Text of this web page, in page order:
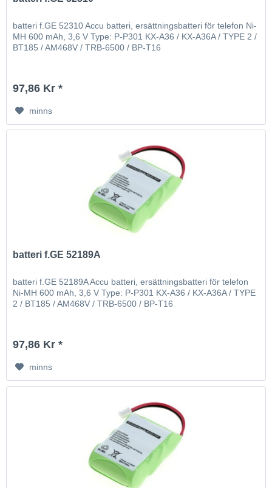
batteri f.GE 52310 Accu batteri, ersättningsbatteri för telefon Ni-
MH 600 mAh, 3,6 V Type: P-P301 KX-A36 / KX-A36A / TYPE 2 /
BT185 / AM468V / TRB-6500 / BP-T16
97,86 Kr *
minns
batteri f.GE 52189A
batteri f.GE 52189A Accu batteri, ersättningsbatteri för telefon
Ni-MH 600 mAh, 3,6 V Type: P-P301 KX-A36 / KX-A36A / TYPE
2 / BT185 / AM468V / TRB-6500 / BP-T16
97,86 Kr *
minns